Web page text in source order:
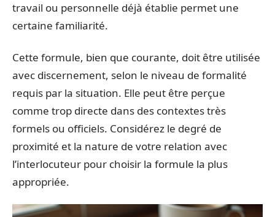
travail ou personnelle déjà établie permet une
certaine familiarité.
Cette formule, bien que courante, doit être utilisée
avec discernement, selon le niveau de formalité
requis par la situation. Elle peut être perçue
comme trop directe dans des contextes très
formels ou officiels. Considérez le degré de
proximité et la nature de votre relation avec
l’interlocuteur pour choisir la formule la plus
appropriée.